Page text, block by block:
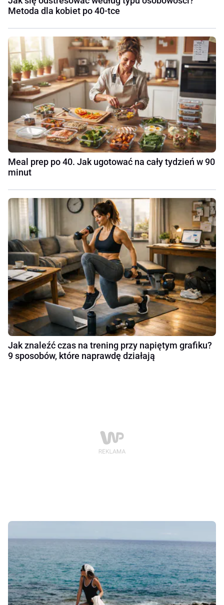
Metoda dla kobiet po 40-tce
Meal prep po 40. Jak ugotować na cały tydzień w 90
minut
Jak znaleźć czas na trening przy napiętym grafiku?
9 sposobów, które naprawdę działają